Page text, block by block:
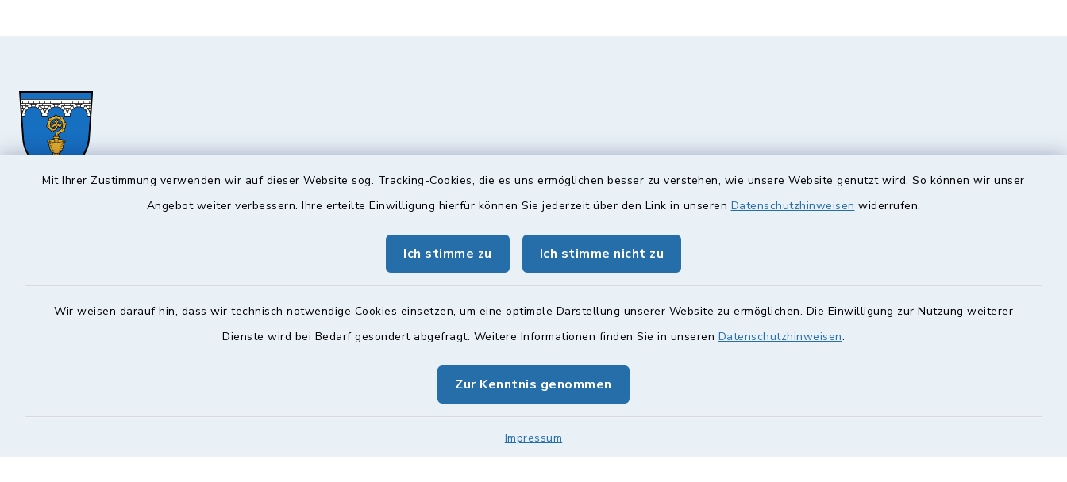
Mit Ihrer Zustimmung verwenden wir auf dieser Website sog. Tracking-Cookies, die es uns ermöglichen besser zu verstehen, wie unsere Website genutzt wird. So können wir unser
Angebot weiter verbessern. Ihre erteilte Einwilligung hierfür können Sie jederzeit über den Link in unseren Datenschutzhinweisen widerrufen.
Ich stimme zu Ich stimme nicht zu
Wir weisen darauf hin, dass wir technisch notwendige Cookies einsetzen, um eine optimale Darstellung unserer Website zu ermöglichen. Die Einwilligung zur Nutzung weiterer
Dienste wird bei Bedarf gesondert abgefragt. Weitere Informationen finden Sie in unseren Datenschutzhinweisen.
Zur Kenntnis genommen
Impressum
Hochstadt a.Main
09574 6236-42
Öffnungszeiten
Montag, Mittwoch und Freitag:
08:00-12:00 Uhr
Donnerstag zusätzlich:
14:30-18:00 Uhr
Bürgersprechstunde
Sprechstunde:
Diese findet nach Vereinbarung statt.
Weitere Informationen finden Sie hier.
Quicklinks
Obermain Jura
Veranstaltungskalender
geoPortal Lichtenfels